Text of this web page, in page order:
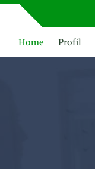
Home Profil